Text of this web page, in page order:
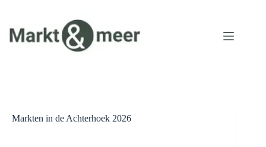
de
inhoud
Markten in de Achterhoek 2026